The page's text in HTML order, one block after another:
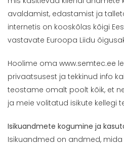
avaldamist, edastamist ja
internetis on kooskõlas kõigi
vastavate Euroopa Liidu
Hoolime oma www.semtec.ee
privaatsusest ja tekkinud info
teostame omalt poolt kõik, et
ja meie volitatud isikute kellegi
Isikuandmete kogumine ja
Isikuandmed on andmed, mida